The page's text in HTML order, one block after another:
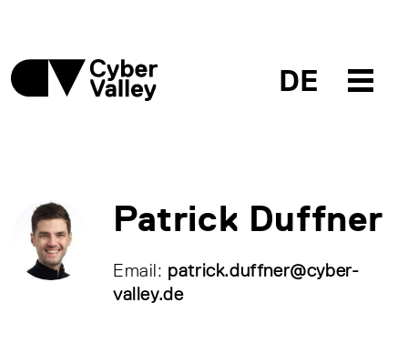
DE
Patrick Duffner
Email: patrick.duffner@cyber-
valley.de